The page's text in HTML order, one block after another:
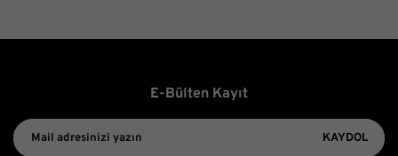
E-Bülten Kayıt
KAYDOL